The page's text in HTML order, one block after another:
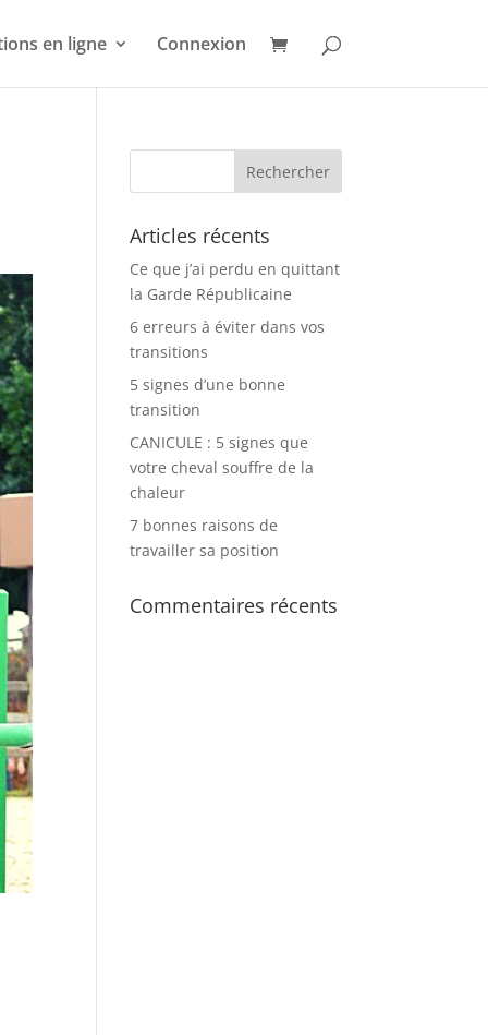
en ligne Connexion
Articles récents
Ce que j’ai perdu en quittant
la Garde Républicaine
6 erreurs à éviter dans vos
transitions
5 signes d’une bonne
transition
CANICULE : 5 signes que
votre cheval souffre de la
chaleur
7 bonnes raisons de
travailler sa position
Commentaires récents